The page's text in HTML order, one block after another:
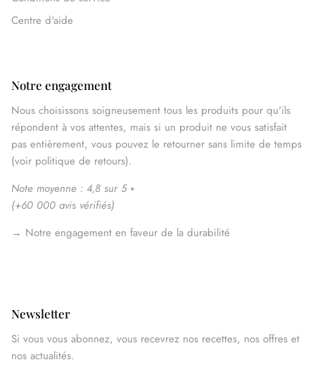
Centre d'aide
Notre engagement
Nous choisissons soigneusement tous les produits pour qu'ils
répondent à vos attentes, mais si un produit ne vous satisfait
pas entièrement, vous pouvez le retourner sans limite de temps
(voir politique de retours).
Note moyenne : 4,8 sur 5 ⭑
(+60 000 avis vérifiés)
→ Notre engagement en faveur de la durabilité
Newsletter
Si vous vous abonnez, vous recevrez nos recettes, nos offres et
nos actualités.